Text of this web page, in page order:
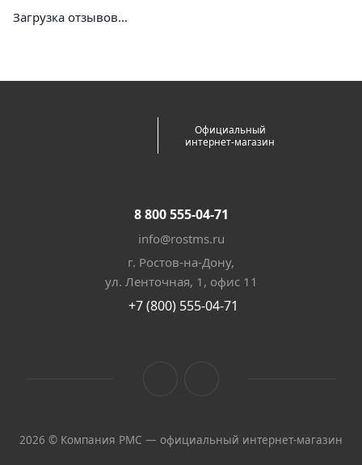
Загрузка отзывов...
Официальный
интернет-магазин
8 800 555-04-71
info@rostms.ru
г. Ростов-на-Дону,
ул. Ленточная, 1, офис 11
+7 (800) 555-04-71
2026 © Компания РМС — официальный интернет-магазин